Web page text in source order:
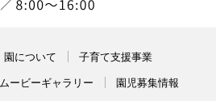
園について
子育て支援事業
ムービーギャラリー
園児募集情報